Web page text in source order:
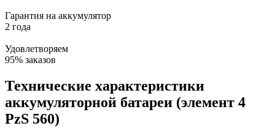
Гарантия на аккумулятор
2 года
Удовлетворяем
95% заказов
Технические характеристики
аккумуляторной батареи (элемент 4
PzS 560)